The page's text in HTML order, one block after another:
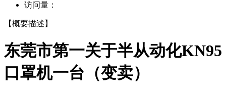
访问量：
【概要描述】
东莞市第一关于半从动化KN95
口罩机一台（变卖）